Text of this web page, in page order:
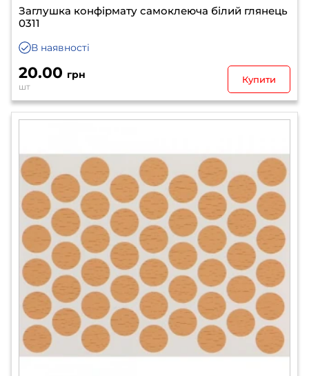
Заглушка конфірмату самоклеюча білий глянець
0311
В наявності
20.00 грн
шт
Купити